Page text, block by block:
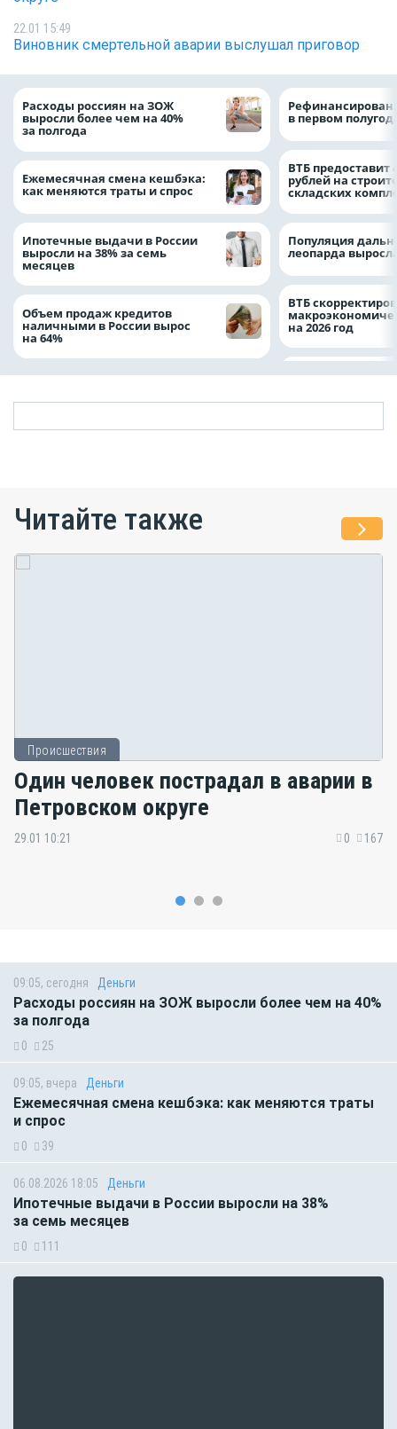
22.01 15:49
Виновник смертельной аварии выслушал приговор
Расходы россиян на ЗОЖ
выросли более чем на 40%
за полгода
Ежемесячная смена кешбэка:
как меняются траты и спрос
Ипотечные выдачи в России
выросли на 38% за семь
месяцев
Объем продаж кредитов
наличными в России вырос
на 64%
в первом
ВТБ предоставит
рублей на
складских
Популяция
леопарда
ВТБ
на 2026 год
Читайте также
Происшествия
Один человек пострадал в аварии в
Петровском округе
29.01 10:21 0 167
09:05, сегодня Деньги
Расходы россиян на ЗОЖ выросли более чем на 40%
за полгода
0 25
09:05, вчера Деньги
Ежемесячная смена кешбэка: как меняются траты
и спрос
0 39
06.08.2026 18:05 Деньги
Ипотечные выдачи в России выросли на 38%
за семь месяцев
0 111